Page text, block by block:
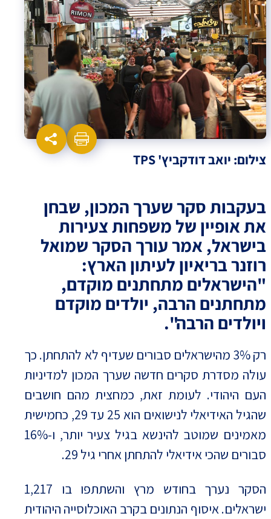
צילום: יואב דודקביץ' TPS
בעקבות סקר שערך המכון, שבחן
את אופיין של משפחות צעירות
בישראל, אמר עורך הסקר שמואל
רוזנר בריאיון לעיתון הארץ:
"הישראלים מתחתנים מוקדם,
מתחתנים הרבה, יולדים מוקדם
ויולדים הרבה".
רק 3% מהישראלים סבורים שעדיף לא להתחתן. כך
עולה מסדרת סקרים חדשה שערך המכון למדיניות
העם היהודי. לעומת זאת, כמחצית מהם חושבים
שהגיל האידיאלי לנישואים הוא 25 עד 29, כחמישית
מאמינים שמוטב להינשא בגיל צעיר יותר, ו-16%
סבורים שהכי אידיאלי להתחתן אחרי גיל 29.
הסקר נערך בחודש מרץ והשתתפו בו 1,217
ישראלים. איסוף הנתונים בקרב האוכלוסייה היהודית